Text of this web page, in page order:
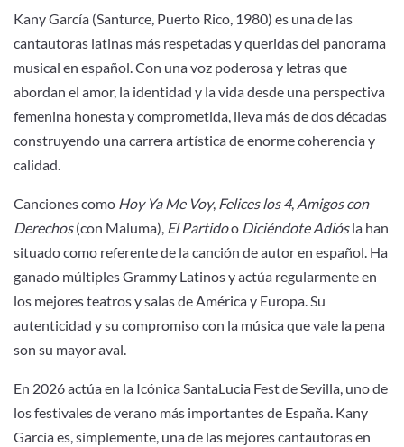
Kany García (Santurce, Puerto Rico, 1980) es una de las
cantautoras latinas más respetadas y queridas del panorama
musical en español. Con una voz poderosa y letras que
abordan el amor, la identidad y la vida desde una perspectiva
femenina honesta y comprometida, lleva más de dos décadas
construyendo una carrera artística de enorme coherencia y
calidad.
Canciones como Hoy Ya Me Voy, Felices los 4, Amigos con
Derechos(con Maluma), El Partidoo Diciéndote Adiósla han
situado como referente de la canción de autor en español. Ha
ganado múltiples Grammy Latinos y actúa regularmente en
los mejores teatros y salas de América y Europa. Su
autenticidad y su compromiso con la música que vale la pena
son su mayor aval.
En 2026 actúa en la Icónica SantaLucia Fest de Sevilla, uno de
los festivales de verano más importantes de España. Kany
García es, simplemente, una de las mejores cantautoras en